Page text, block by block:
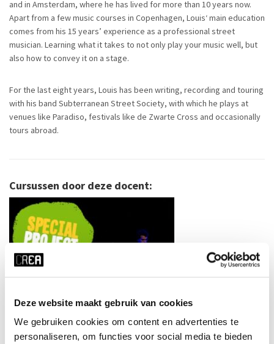
Deze website maakt gebruik van cookies
We gebruiken cookies om content en advertenties te
personaliseren, om functies voor social media te bieden
and in Amsterdam, where he has lived for more than 10 years now.
Apart from a few music courses in Copenhagen, Louis‘ main education
comes from his 15 years’ experience as a professional street
musician. Learning what it takes to not only play your music well, but
also how to convey it on a stage.
For the last eight years, Louis has been writing, recording and touring
with his band Subterranean Street Society, with which he plays at
venues like Paradiso, festivals like de Zwarte Cross and occasionally
tours abroad.
Cursussen door deze docent: